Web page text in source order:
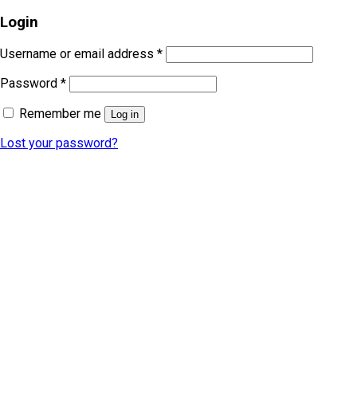
Login
Username or email address *
Password *
Remember me
Log in
Lost your password?